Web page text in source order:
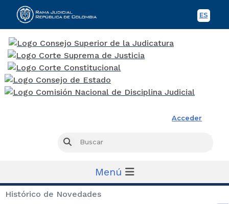
ES
Acceder
Buscar
Menú
Histórico de Novedades